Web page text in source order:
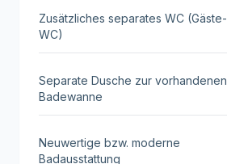
Zusätzliches separates WC (Gäste-
WC)
Separate Dusche zur vorhandenen
Badewanne
Neuwertige bzw. moderne
Badausstattung